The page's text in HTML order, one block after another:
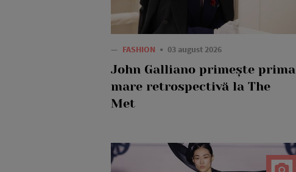
— FASHION 03 august 2026
John Galliano primește prima
mare retrospectivă la The
Met